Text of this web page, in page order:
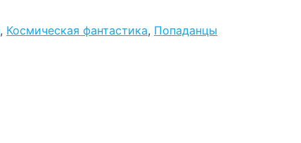
, Космическая фантастика, Попаданцы